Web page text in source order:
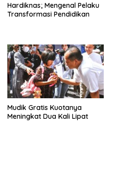
Hardiknas; Mengenal Pelaku
Transformasi Pendidikan
Mudik Gratis Kuotanya
Meningkat Dua Kali Lipat